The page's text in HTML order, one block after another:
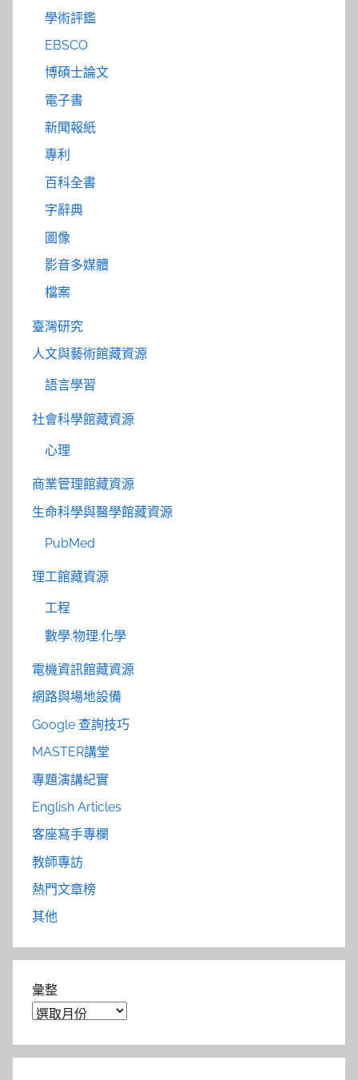
學術評鑑
EBSCO
博碩士論文
電子書
新聞報紙
專利
百科全書
字辭典
圖像
影音多媒體
檔案
臺灣研究
人文與藝術館藏資源
語言學習
社會科學館藏資源
心理
商業管理館藏資源
生命科學與醫學館藏資源
PubMed
理工館藏資源
工程
數學.物理.化學
電機資訊館藏資源
網路與場地設備
Google 查詢技巧
MASTER講堂
專題演講紀實
English Articles
客座寫手專欄
教師專訪
熱門文章榜
其他
彙整